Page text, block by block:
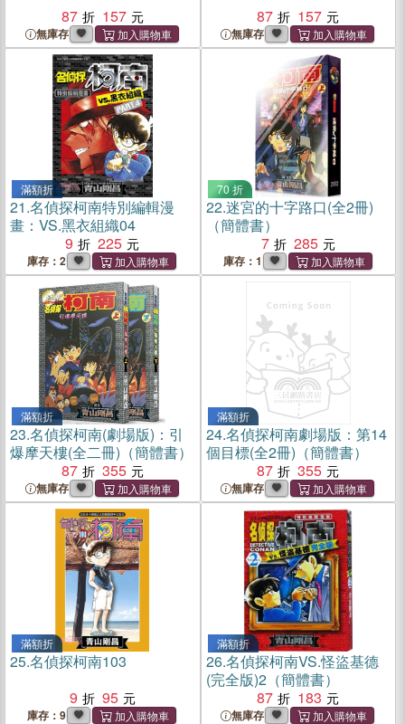
87 157
無庫存
87 157
無庫存
滿額折
21.名偵探柯南特別編輯漫
畫：VS.黑衣組織04
9
225
庫存：2
70 折
22.迷宮的十字路口(全2冊)
（簡體書）
7
285
庫存：1
滿額折
23.名偵探柯南(劇場版)：引
爆摩天樓(全二冊)（簡體書）
87
355
無庫存
滿額折
24.名偵探柯南劇場版：第14
個目標(全2冊)（簡體書）
87
355
無庫存
滿額折
25.名偵探柯南103
9
95
庫存：9
滿額折
26.名偵探柯南VS.怪盜基德
(完全版)2（簡體書）
87
183
無庫存